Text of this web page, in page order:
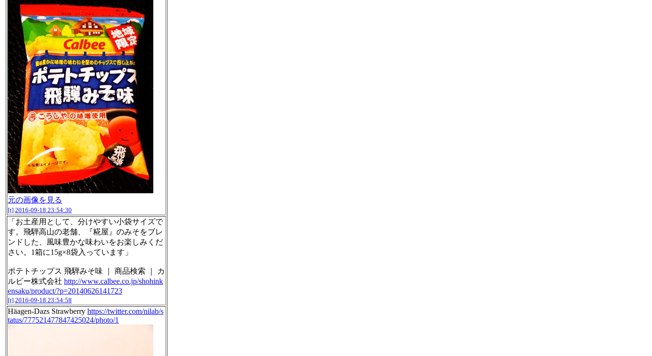
元の画像を見る
[t] 2016-09-18 23:54:30
「お土産用として、分けやすい小袋サイズで
す。飛騨高山の老舗、『糀屋』のみそをブレ
ンドした、風味豊かな味わいをお楽しみくだ
さい。1箱に15g×8袋入っています」
ポテトチップス 飛騨みそ味 ｜ 商品検索 ｜ カ
ルビー株式会社 http://www.calbee.co.jp/shohink
ensaku/product/?p=20140626141723
[t] 2016-09-18 23:54:58
Häagen-Dazs Strawberry https://twitter.com/nilab/s
tatus/777521477847425024/photo/1